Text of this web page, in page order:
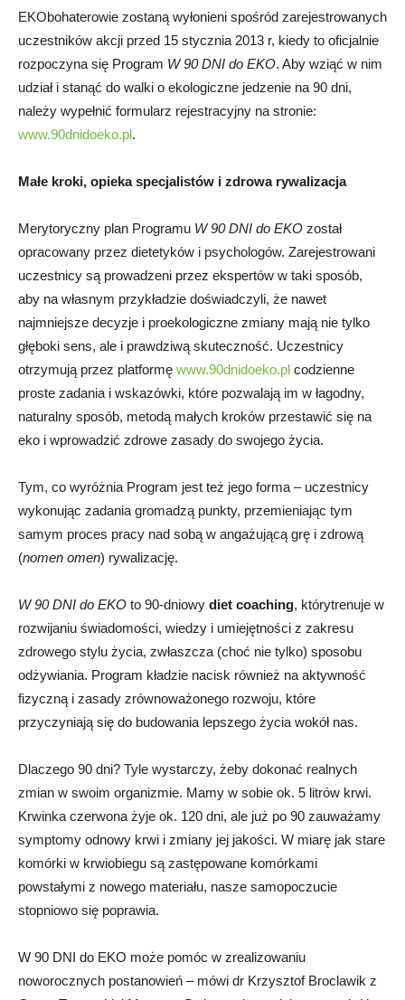
EKObohaterowie zostaną wyłonieni spośród zarejestrowanych
uczestników akcji przed 15 stycznia 2013 r, kiedy to oficjalnie
rozpoczyna się Program W 90 DNI do EKO. Aby wziąć w nim
udział i stanąć do walki o ekologiczne jedzenie na 90 dni,
należy wypełnić formularz rejestracyjny na stronie:
www.90dnidoeko.pl.
Małe kroki, opieka specjalistów i zdrowa rywalizacja
Merytoryczny plan Programu W 90 DNI do EKO został
opracowany przez dietetyków i psychologów. Zarejestrowani
uczestnicy są prowadzeni przez ekspertów w taki sposób,
aby na własnym przykładzie doświadczyli, że nawet
najmniejsze decyzje i proekologiczne zmiany mają nie tylko
głęboki sens, ale i prawdziwą skuteczność. Uczestnicy
otrzymują przez platformę www.90dnidoeko.pl codzienne
proste zadania i wskazówki, które pozwalają im w łagodny,
naturalny sposób, metodą małych kroków przestawić się na
eko i wprowadzić zdrowe zasady do swojego życia.
Tym, co wyróżnia Program jest też jego forma – uczestnicy
wykonując zadania gromadzą punkty, przemieniając tym
samym proces pracy nad sobą w angażującą grę i zdrową
(nomen omen) rywalizację.
W 90 DNI do EKO to 90-dniowy diet coaching, którytrenuje w
rozwijaniu świadomości, wiedzy i umiejętności z zakresu
zdrowego stylu życia, zwłaszcza (choć nie tylko) sposobu
odżywiania. Program kładzie nacisk również na aktywność
fizyczną i zasady zrównoważonego rozwoju, które
przyczyniają się do budowania lepszego życia wokół nas.
Dlaczego 90 dni? Tyle wystarczy, żeby dokonać realnych
zmian w swoim organizmie. Mamy w sobie ok. 5 litrów krwi.
Krwinka czerwona żyje ok. 120 dni, ale już po 90 zauważamy
symptomy odnowy krwi i zmiany jej jakości. W miarę jak stare
komórki w krwiobiegu są zastępowane komórkami
powstałymi z nowego materiału, nasze samopoczucie
stopniowo się poprawia.
W 90 DNI do EKO może pomóc w zrealizowaniu
noworocznych postanowień – mówi dr Krzysztof Broclawik z